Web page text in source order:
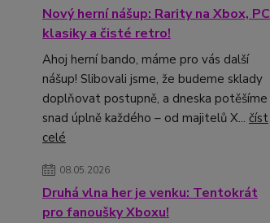
Nový herní nášup: Rarity na Xbox, PC
klasiky a čisté retro!
Ahoj herní bando, máme pro vás další
nášup! Slibovali jsme, že budeme sklady
doplňovat postupně, a dneska potěšíme
snad úplně každého – od majitelů X... číst
celé
08.05.2026
Druhá vlna her je venku: Tentokrát
pro fanoušky Xboxu!